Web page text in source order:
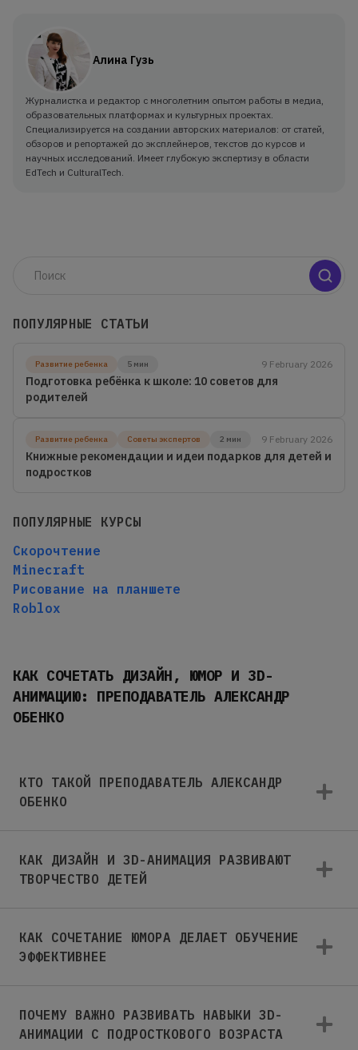
Алина Гузь
Журналистка и редактор с многолетним опытом работы в медиа,
образовательных платформах и культурных проектах.
Специализируется на создании авторских материалов: от статей,
обзоров и репортажей до эксплейнеров, текстов до курсов и
научных исследований. Имеет глубокую экспертизу в области
EdTech и CulturalTech.
ПОПУЛЯРНЫЕ СТАТЬИ
Развитие ребенка 5 мин 9 February 2026
Подготовка ребёнка к школе: 10 советов для
родителей
Развитие ребенка Советы экспертов 2 мин 9 February 2026
Книжные рекомендации и идеи подарков для детей и
подростков
ПОПУЛЯРНЫЕ КУРСЫ
Скорочтение
Minecraft
Рисование на планшете
Roblox
КАК СОЧЕТАТЬ ДИЗАЙН, ЮМОР И 3D-
АНИМАЦИЮ: ПРЕПОДАВАТЕЛЬ АЛЕКСАНДР
ОБЕНКО
КТО ТАКОЙ ПРЕПОДАВАТЕЛЬ АЛЕКСАНДР
ОБЕНКО
КАК ДИЗАЙН И 3D-АНИМАЦИЯ РАЗВИВАЮТ
ТВОРЧЕСТВО ДЕТЕЙ
КАК СОЧЕТАНИЕ ЮМОРА ДЕЛАЕТ ОБУЧЕНИЕ
ЭФФЕКТИВНЕЕ
ПОЧЕМУ ВАЖНО РАЗВИВАТЬ НАВЫКИ 3D-
АНИМАЦИИ С ПОДРОСТКОВОГО ВОЗРАСТА